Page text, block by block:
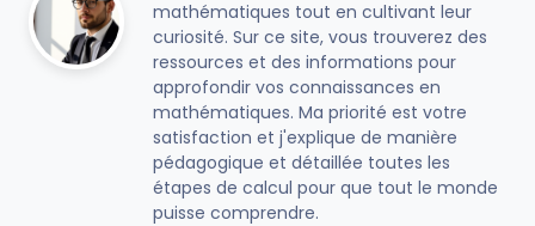
mathématiques tout en cultivant leur
curiosité. Sur ce site, vous trouverez des
ressources et des informations pour
approfondir vos connaissances en
mathématiques. Ma priorité est votre
satisfaction et j'explique de manière
pédagogique et détaillée toutes les
étapes de calcul pour que tout le monde
puisse comprendre.